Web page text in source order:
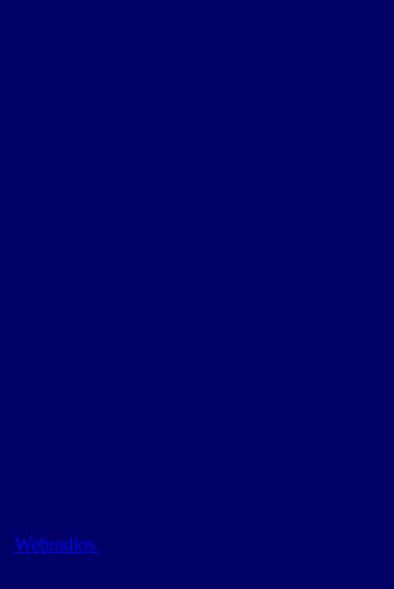
⋅ Webradios